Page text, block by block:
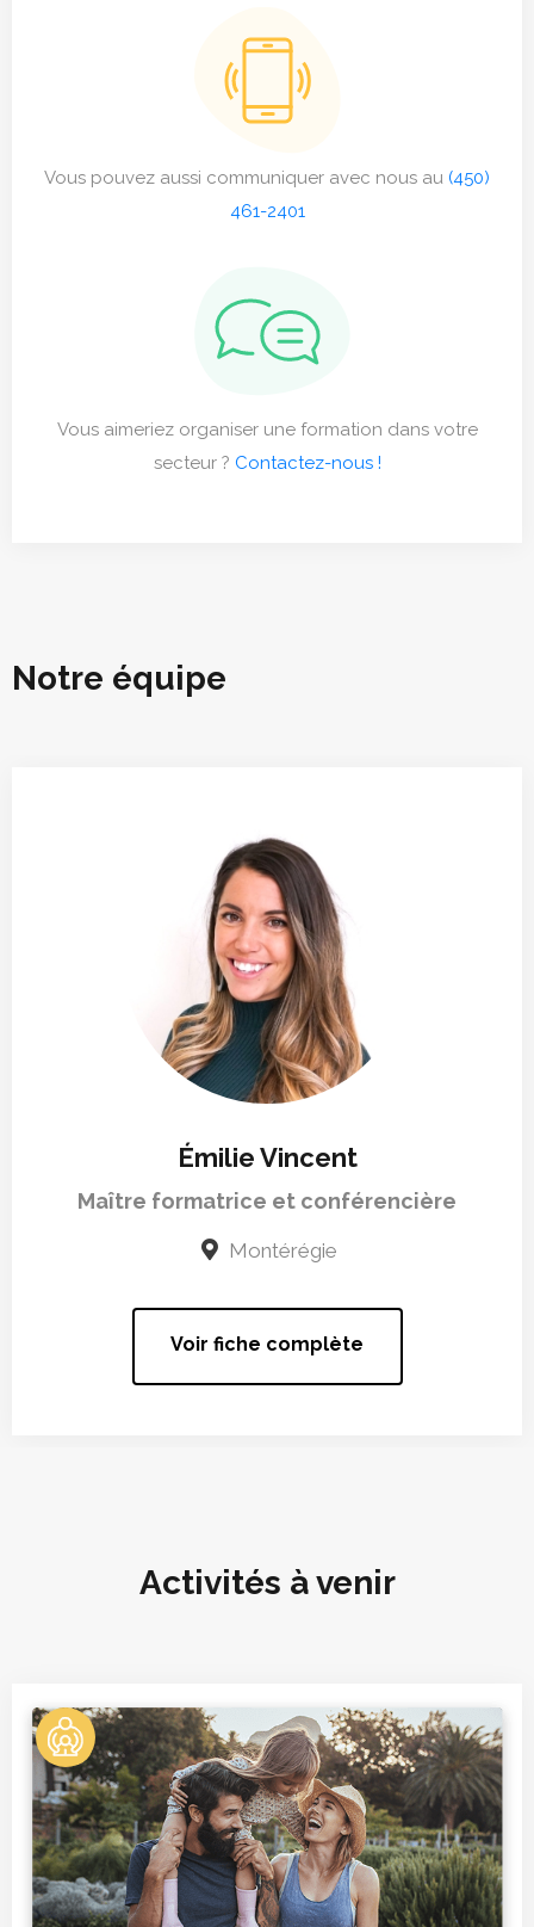
Vous pouvez aussi communiquer avec nous au (450)
461-2401
Vous aimeriez organiser une formation dans votre
secteur ? Contactez-nous !
Notre équipe
Émilie Vincent
Maître formatrice et conférencière
Montérégie
Voir fiche complète
Activités à venir